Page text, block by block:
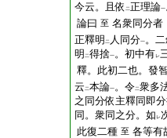
今云。且依 二正理論一
論曰 至 名衆同分
正釋明 二 人同分一。
明 二得捨一。初中有レ
釋。此初二也。發
云 二本論一。令二衆多
之同分依主釋同即
同。衆同之分。如 レ
此復二種 至 各等